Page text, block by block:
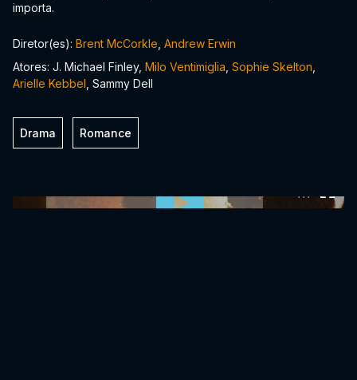
importa.
Diretor(es): Brent McCorkle Andrew Erwin
Atores: J. Michael Finley, Milo Ventimiglia Sophie Skelton
Arielle Kebbel , Sammy Dell
Drama Romance